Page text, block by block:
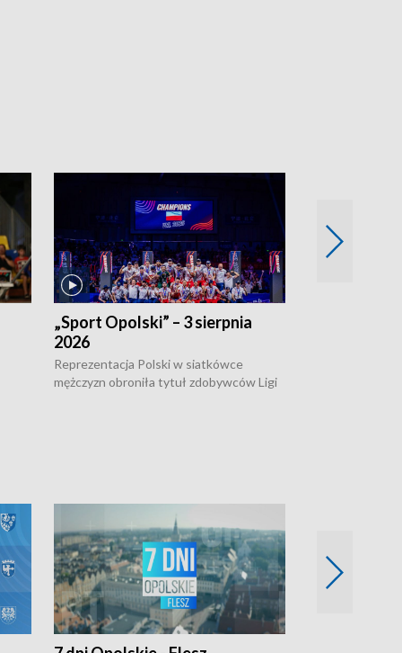
„Sport Opolski” – 3 sierpnia
2026
Reprezentacja Polski w siatkówce
mężczyzn obroniła tytuł zdobywców Ligi